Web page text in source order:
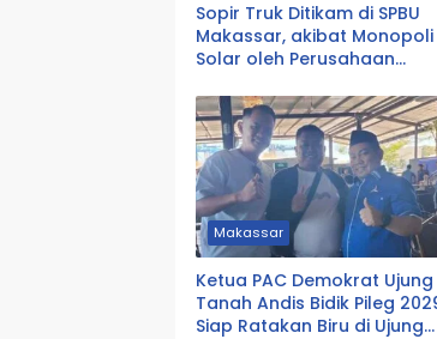
Sopir Truk Ditikam di SPBU
Makassar, akibat Monopoli
Solar oleh Perusahaan
Makassar
Ketua PAC Demokrat Ujung
Tanah Andis Bidik Pileg
Siap Ratakan Biru di Ujung